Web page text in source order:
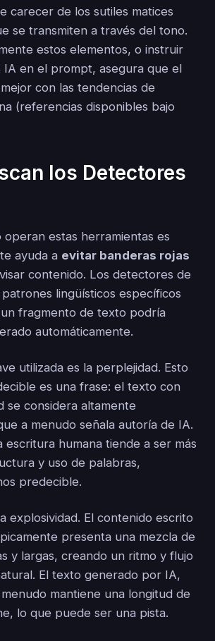
carecer de los sutiles matices
se transmiten a través del tono.
estos elementos, o instruir
IA en el prompt, asegura que el
con las tendencias de
(referencias disponibles bajo
los Detectores
operan estas herramientas es
ayuda a evitar banderas rojas
contenido. Los detectores de
lingüísticos específicos
fragmento de texto podría
automáticamente.
utilizada es la perplejidad. Esto
es una frase: el texto con
se considera altamente
a menudo señala autoría de IA.
escritura humana tiende a ser más
y uso de palabras,
predecible.
explosividad. El contenido escrito
presenta una mezcla de
y largas, creando un ritmo y flujo
El texto generado por IA,
mantiene una longitud de
lo que puede ser una pista.